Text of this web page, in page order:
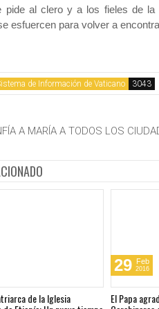
pide al clero y a los fieles de
esfuercen para volver a
de Información de Vaticano
A MARÍA A TODOS LOS
de la Iglesia
29 Feb
2016
El Papa